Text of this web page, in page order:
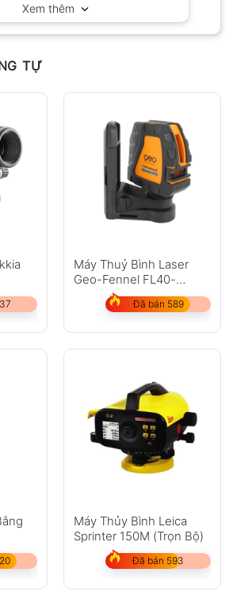
ảnh
nào.
nào
Xem thêm
TỰ
Máy Thuỷ Bình Laser
Geo-Fennel FL40-
Powercross SP
Đã bán 589
Máy Thủy Bình Leica
Sprinter 150M (Trọn Bộ)
Đã bán 593